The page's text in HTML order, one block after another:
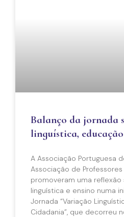
Balanço da jornada
linguística,
A Associação Portuguesa
Associação de Professores
promoveram uma reflexão
linguística e ensino numa
Jornada “Variação
Cidadania”, que decorreu